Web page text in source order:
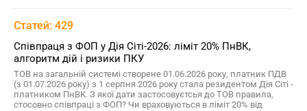
Статей: 429
Співпраця з ФОП у Дія Сіті-2026: ліміт 20% ПнВК,
алгоритм дій і ризики ПКУ
ТОВ на загальній системі створене 01.06.2026 року, платник ПДВ
(з 01.07.2026 року) з 1 серпня 2026 року стала резидентом Дія Сіті -
платником ПнВК. З якої дати застосовуєтсья до ТОВ правила,
стосовно співпраці з ФОП? Чи враховуються в ліміт 20% від